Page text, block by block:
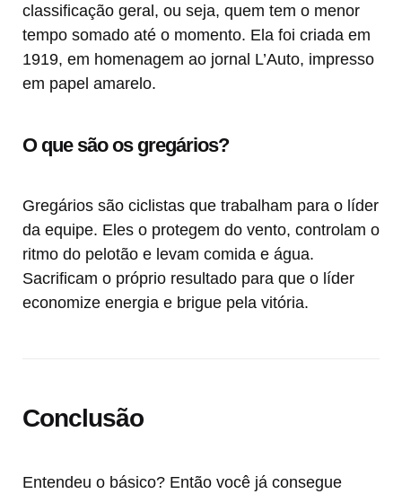
classificação geral, ou seja, quem tem o menor
tempo somado até o momento. Ela foi criada em
1919, em homenagem ao jornal L’Auto, impresso
em papel amarelo.
O que são os gregários?
Gregários são ciclistas que trabalham para o líder
da equipe. Eles o protegem do vento, controlam o
ritmo do pelotão e levam comida e água.
Sacrificam o próprio resultado para que o líder
economize energia e brigue pela vitória.
Conclusão
Entendeu o básico? Então você já consegue